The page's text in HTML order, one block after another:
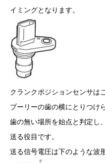
イミングとなります。
クランクポジションセンサは
プーリーの歯の横にとりつけ
歯の無い場所を始点と判定し
送る役目です。
送る信号電圧は下のような波